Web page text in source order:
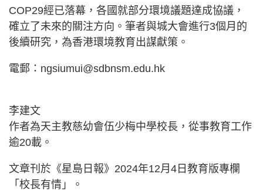
COP29經已落幕，各國就部分環境議題達成協議，
確立了未來的關注方向。筆者與城大會進行3個月的
後續研究，為香港環境教育出謀獻策。
電郵： ngsiumui@sdbnsm.edu.hk
李建文
作者為天主教慈幼會伍少梅中學校長，從事教育工作
逾20載。
文章刊於《星島日報》2024年12月4日教育版專欄
「校長有情」。